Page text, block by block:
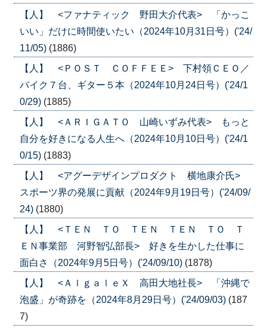
【人】 <ファナティック 野田大介代表> 「かっこ
いい」だけに時間使いたい（2024年10月31日号）('24/
11/05) (1886)
【人】 <ＰＯＳＴ ＣＯＦＦＥＥ> 下村領ＣＥＯ／
バイク７台、ギター５本（2024年10月24日号）('24/1
0/29) (1885)
【人】 <ＡＲＩＧＡＴＯ 山崎いずみ代表> もっと
自分を好きになる人生へ（2024年10月10日号）('24/1
0/15) (1883)
【人】 <アグーデザインプロダクト 横地康介氏>
スポーツ界の発展に貢献（2024年9月19日号）('24/09/
24) (1880)
【人】 <ＴＥＮ ＴＯ ＴＥＮ ＴＥＮ ＴＯ Ｔ
ＥＮ事業部 河野智弘部長> 好きを生かした仕事に
面白さ（2024年9月5日号）('24/09/10) (1878)
【人】 <ＡｌｇａｌｅＸ 高田大地社長> 「沖縄で
泡盛」が奇跡を（2024年8月29日号）('24/09/03) (187
7)